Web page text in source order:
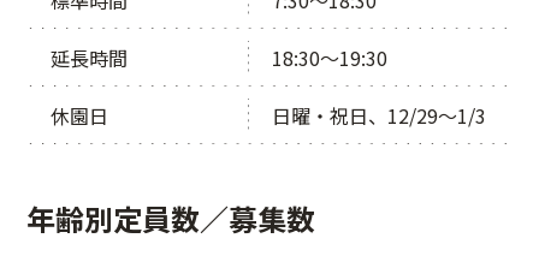
延長時間
18:30～19:30
休園日
日曜・祝日、12/29～1/3
年齢別定員数／募集数